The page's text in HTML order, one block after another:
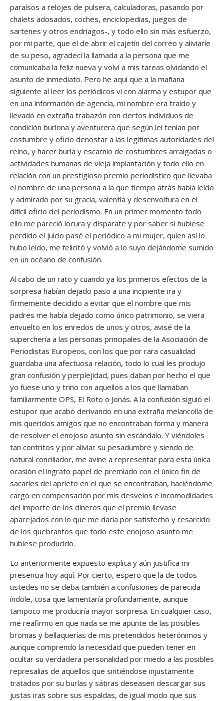
paraísos a relojes de pulsera, calculadoras, pasando por
chalets adosados, coches, enciclopedias, juegos de
sartenes y otros endriagos-, y todo ello sin más esfuerzo,
por mi parte, que el de abrir el cajetín del correo y aliviarle
de su peso, agradecí la llamada a la persona que me
comunicaba la feliz nueva y volví a mis tareas olvidando el
asunto de inmediato. Pero he aquí que a la mañana
siguiente al leer los periódicos vi con alarma y estupor que
en una información de agencia, mi nombre era traído y
llevado en extraña trabazón con ciertos individuos de
condición burlona y aventurera que según leí tenían por
costumbre y oficio denostar a las legítimas autoridades del
reino, y hacer burla y escarnio de costumbres arraigadas o
actividades humanas de vieja implantación y todo ello en
relación con un prestigioso premio periodístico que llevaba
el nombre de una persona a la que tiempo atrás había leído
y admirado por su gracia, valentía y desenvoltura en el
difícil oficio del periodismo. En un primer momento todo
ello me pareció locura y disparate y por saber si hubiese
perdido el juicio pasé el periódico a mi mujer, quien así lo
hubo leído, me felicitó y volvió a lo suyo dejándome sumido
en un océano de confusión.
Al cabo de un rato y cuando ya los primeros efectos de la
sorpresa habían dejado paso a una incipiente ira y
firmemente decidido a evitar que el nombre que mis
padres me había dejado como único patrimonio, se viera
envuelto en los enredos de unos y otros, avisé de la
superchería a las personas principales de la Asociación de
Periodistas Europeos, con los que por rara casualidad
guardaba una afectuosa relación, todo lo cual les produjo
gran confusión y perplejidad, pues daban por hecho el que
yo fuese uno y trino con aquellos a los que llamaban
familiarmente OPS, El Roto o Jonás. A la confusión siguió el
estupor que acabó derivando en una extraña melancolía de
mis queridos amigos que no encontraban forma y manera
de resolver el enojoso asunto sin escándalo. Y viéndoles
tan contritos y por aliviar su pesadumbre y siendo de
natural conciliador, me avine a representar para esta única
ocasión el ingrato papel de premiado con el único fin de
sacarles del aprieto en el que se encontraban, haciéndome
cargo en compensación por mis desvelos e incomodidades
del importe de los dineros que el premio llevase
aparejados con lo que me daría por satisfecho y resarcido
de los quebrantos que todo este enojoso asunto me
hubiese producido.
Lo anteriormente expuesto explica y aún justifica mi
presencia hoy aquí. Por cierto, espero que la de todos
ustedes no se deba también a confusiones de parecida
índole, cosa que lamentaría profundamente, aunque
tampoco me produciría mayor sorpresa. En cualquier caso,
me reafirmo en que nada se me apunte de las posibles
bromas y bellaquerías de mis pretendidos heterónimos y
aunque comprendo la necesidad que pueden tener en
ocultar su verdadera personalidad por miedo a las posibles
represalias de aquellos que sintiéndose injustamente
tratados por su burlas y sátiras deseasen descargar sus
justas iras sobre sus espaldas, de igual modo que sus